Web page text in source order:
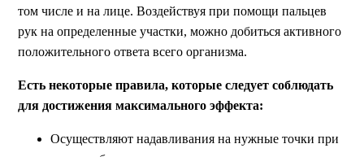
том числе и на лице. Воздействуя при помощи пальцев
рук на определенные участки, можно добиться активного
положительного ответа всего организма.
Есть некоторые правила, которые следует соблюдать
для достижения максимального эффекта:
Осуществляют надавливания на нужные точки при